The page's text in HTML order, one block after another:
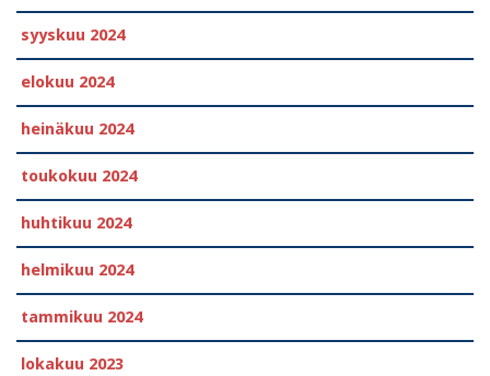
syyskuu 2024
elokuu 2024
heinäkuu 2024
toukokuu 2024
huhtikuu 2024
helmikuu 2024
tammikuu 2024
lokakuu 2023